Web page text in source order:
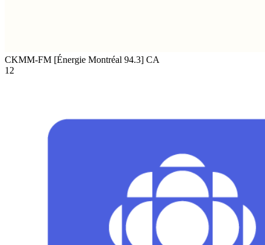
CKMM-FM [Énergie Montréal 94.3] CA
12